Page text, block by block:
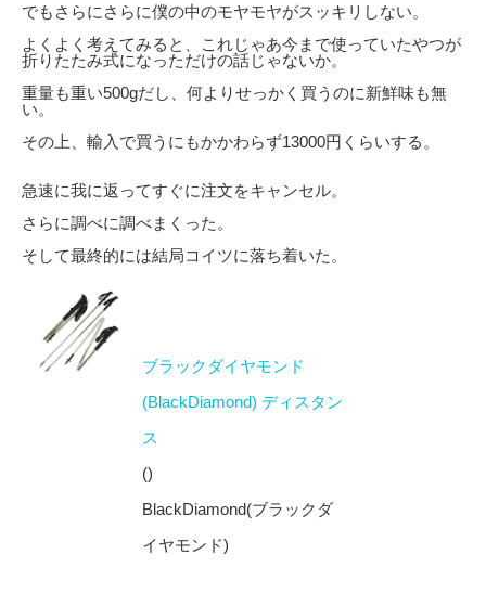
でもさらにさらに僕の中のモヤモヤがスッキリしない。
よくよく考えてみると、これじゃあ今まで使っていたやつが
折りたたみ式になっただけの話じゃないか。
重量も重い500gだし、何よりせっかく買うのに新鮮味も無
い。
その上、輸入で買うにもかかわらず13000円くらいする。
急速に我に返ってすぐに注文をキャンセル。
さらに調べに調べまくった。
そして最終的には結局コイツに落ち着いた。
ブラックダイヤモンド
(BlackDiamond) ディスタン
ス
()
BlackDiamond(ブラックダ
イヤモンド)